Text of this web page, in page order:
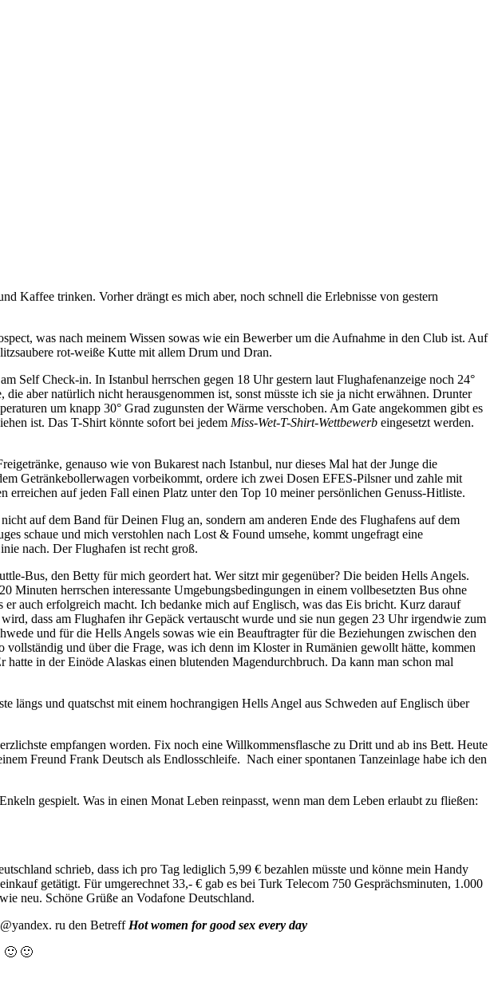
Kaffee trinken. Vorher drängt es mich aber, noch schnell die Erlebnisse von gestern
was nach meinem Wissen sowas wie ein Bewerber um die Aufnahme in den Club ist. Auf
rot-weiße Kutte mit allem Drum und Dran.
Self Check-in. In Istanbul herrschen gegen 18 Uhr gestern laut Flughafenanzeige noch 24°
aber natürlich nicht herausgenommen ist, sonst müsste ich sie ja nicht erwähnen. Drunter
um knapp 30° Grad zugunsten der Wärme verschoben. Am Gate angekommen gibt es
ist. Das T-Shirt könnte sofort bei jedem Miss-Wet-T-Shirt-Wettbewerb eingesetzt werden.
genauso wie von Bukarest nach Istanbul, nur dieses Mal hat der Junge die
Getränkebollerwagen vorbeikommt, ordere ich zwei Dosen EFES-Pilsner und zahle mit
auf jeden Fall einen Platz unter den Top 10 meiner persönlichen Genuss-Hitliste.
auf dem Band für Deinen Flug an, sondern am anderen Ende des Flughafens auf dem
schaue und mich verstohlen nach Lost & Found umsehe, kommt ungefragt eine
nach. Der Flughafen ist recht groß.
Bus, den Betty für mich geordert hat. Wer sitzt mir gegenüber? Die beiden Hells Angels.
Minuten herrschen interessante Umgebungsbedingungen in einem vollbesetzten Bus ohne
auch erfolgreich macht. Ich bedanke mich auf Englisch, was das Eis bricht. Kurz darauf
dass am Flughafen ihr Gepäck vertauscht wurde und sie nun gegen 23 Uhr irgendwie zum
und für die Hells Angels sowas wie ein Beauftragter für die Beziehungen zwischen den
und über die Frage, was ich denn im Kloster in Rumänien gewollt hätte, kommen
in der Einöde Alaskas einen blutenden Magendurchbruch. Da kann man schon mal
längs und quatschst mit einem hochrangigen Hells Angel aus Schweden auf Englisch über
empfangen worden. Fix noch eine Willkommensflasche zu Dritt und ab ins Bett. Heute
Freund Frank Deutsch als Endlosschleife. Nach einer spontanen Tanzeinlage habe ich den
gespielt. Was in einen Monat Leben reinpasst, wenn man dem Leben erlaubt zu fließen:
schrieb, dass ich pro Tag lediglich 5,99 € bezahlen müsste und könne mein Handy
getätigt. Für umgerechnet 33,- € gab es bei Turk Telecom 750 Gesprächsminuten, 1.000
neu. Schöne Grüße an Vodafone Deutschland.
ru den Betreff Hot women for good sex every day
🙂 🙂